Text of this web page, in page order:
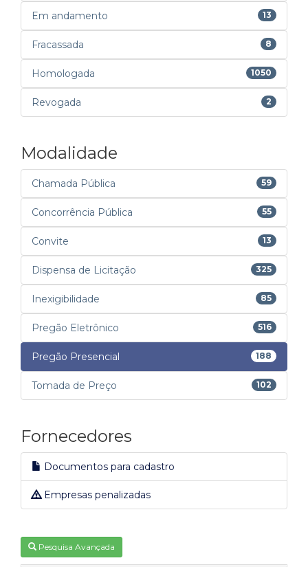
Em andamento 13
Fracassada 8
Homologada 1050
Revogada 2
Modalidade
Chamada Pública 59
Concorrência Pública 55
Convite 13
Dispensa de Licitação 325
Inexigibilidade 85
Pregão Eletrônico 516
Pregão Presencial 188
Tomada de Preço 102
Fornecedores
Documentos para cadastro
Empresas penalizadas
Pesquisa Avançada